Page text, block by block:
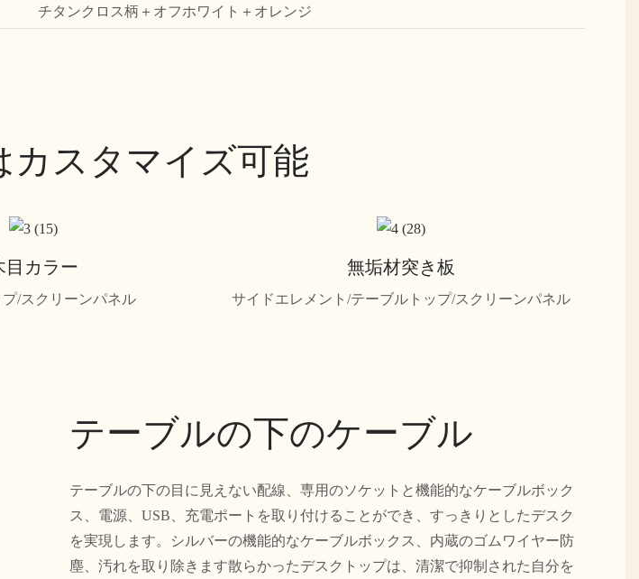
チタンクロス柄＋オフホワイト＋オレンジ
カスタマイズ可能
目カラー
/スクリーンパネル
無垢材突き板
サイドエレメント/テーブルトップ/スクリーンパネル
テーブルの下のケーブル
テーブルの下の目に見えない配線、専用のソケットと機能的なケーブルボック
ス、電源、USB、充電ポートを取り付けることができ、すっきりとしたデスク
を実現します。シルバーの機能的なケーブルボックス、内蔵のゴムワイヤー防
塵、汚れを取り除きます散らかったデスクトップは、清潔で抑制された自分を